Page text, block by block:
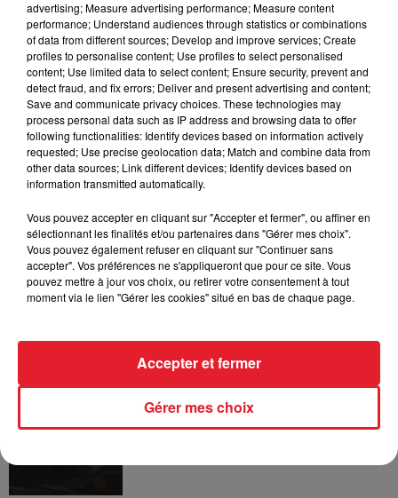
Cassie met fin à une ex-escorte
masculine dans sa bataille...
Des vitres tombent de la tour
Montparnasse : des désaccords
entre...
Incendies en Gironde : encore
plusieurs semaines avant
Bouches-du-Rhône : les ossements
de deux militaires disparus...
advertising; Measure advertising performance; Measure content
performance; Understand audiences through statistics or combinations
of data from different sources; Develop and improve services; Create
profiles to personalise content; Use profiles to select personalised
content; Use limited data to select content; Ensure security, prevent and
detect fraud, and fix errors; Deliver and present advertising and content;
Save and communicate privacy choices. These technologies may
process personal data such as IP address and browsing data to offer
following functionalities: Identify devices based on information actively
requested; Use precise geolocation data; Match and combine data from
other data sources; Link different devices; Identify devices based on
information transmitted automatically.
Vous pouvez accepter en cliquant sur "Accepter et fermer", ou affiner en
sélectionnant les finalités et/ou partenaires dans "Gérer mes choix".
Vous pouvez également refuser en cliquant sur "Continuer sans
accepter". Vos préférences ne s'appliqueront que pour ce site. Vous
pouvez mettre à jour vos choix, ou retirer votre consentement à tout
moment via le lien "Gérer les cookies" situé en bas de chaque page.
Gérer mes choix
Accepter et fermer